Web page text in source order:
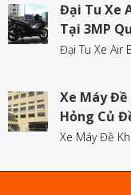
Đại Tu Xe
Tại 3MP
Đại Tu Xe Air
Xe Máy Đề
Hỏng Củ
Xe Máy Đề